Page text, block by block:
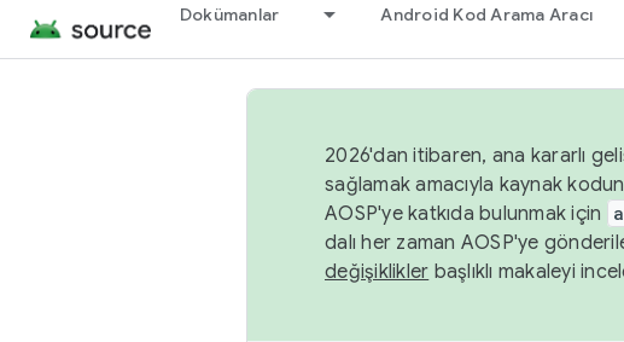
Dokümanlar Android Kod Arama Aracı
2026'dan itibaren, ana kararlı
sağlamak amacıyla kaynak
AOSP'ye katkıda bulunmak için
dalı her zaman AOSP'ye
değişiklikler başlıklı makaleyi